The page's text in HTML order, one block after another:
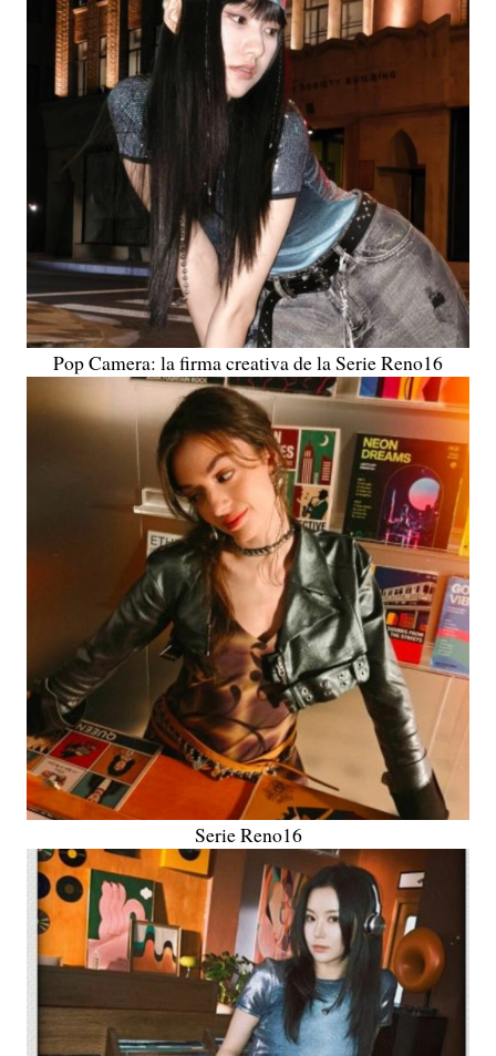
Pop Camera: la firma creativa de la Serie Reno16
Serie Reno16